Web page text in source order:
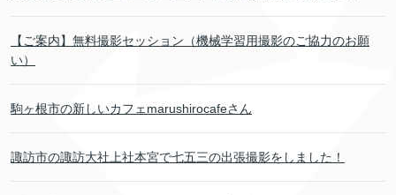
【ご案内】無料撮影セッション（機械学習用撮影のご協力のお願
い）
駒ヶ根市の新しいカフェmarushirocafeさん
諏訪市の諏訪大社上社本宮で七五三の出張撮影をしました！